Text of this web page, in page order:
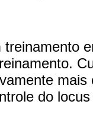
treinamento
do